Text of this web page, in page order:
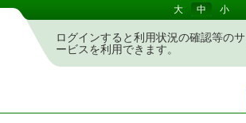
大 中 小
ログインすると利用状況の確認等のサ
ービスを利用できます。